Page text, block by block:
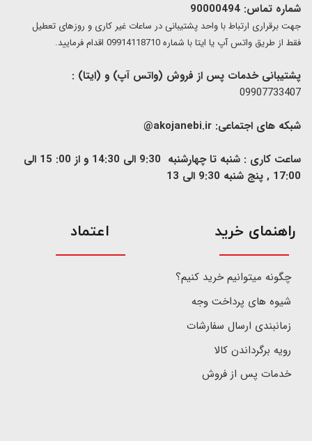
شماره تماس: 90000494
​​جهت برقراری ارتباط با واحد پشتیبانی در ساعات غیر کاری و روزهای تعطیل
فقط از طریق واتس آپ یا ایتا با شماره 09914118710 اقدام فرمایید.
پشتیبانی خدمات پس از فروش (واتس آپ) و (ایتا) :
09907733407
شبکه های اجتماعی: akojanebi.ir@
ساعت کاری : شنبه تا چهارشنبه 9:30 الی 14:30 و از 00: 15 الی
17:00 , پنج شنبه 9:30 الی 13
​راهنمای خرید
چگونه میتوانیم خرید کنیم؟
شیوه های پرداخت وجه
زمانبندی ارسال سفارشات
رویه برگرداندن کالا
خدمات پس از فروش
اعتماد